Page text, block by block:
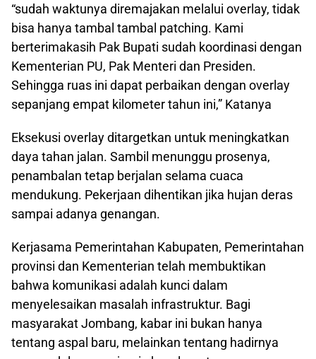
“sudah waktunya diremajakan melalui overlay, tidak
bisa hanya tambal tambal patching. Kami
berterimakasih Pak Bupati sudah koordinasi dengan
Kementerian PU, Pak Menteri dan Presiden.
Sehingga ruas ini dapat perbaikan dengan overlay
sepanjang empat kilometer tahun ini,” Katanya
Eksekusi overlay ditargetkan untuk meningkatkan
daya tahan jalan. Sambil menunggu prosenya,
penambalan tetap berjalan selama cuaca
mendukung. Pekerjaan dihentikan jika hujan deras
sampai adanya genangan.
Kerjasama Pemerintahan Kabupaten, Pemerintahan
provinsi dan Kementerian telah membuktikan
bahwa komunikasi adalah kunci dalam
menyelesaikan masalah infrastruktur. Bagi
masyarakat Jombang, kabar ini bukan hanya
tentang aspal baru, melainkan tentang hadirnya